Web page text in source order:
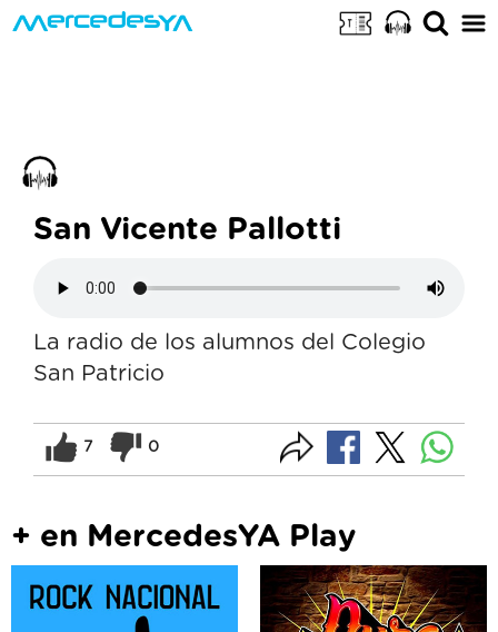
San Vicente Pallotti
La radio de los alumnos del Colegio
San Patricio
7 0
+ en MercedesYA Play